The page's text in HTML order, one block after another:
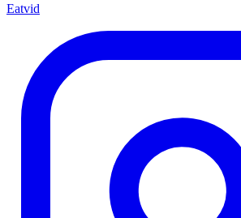
Eatvid